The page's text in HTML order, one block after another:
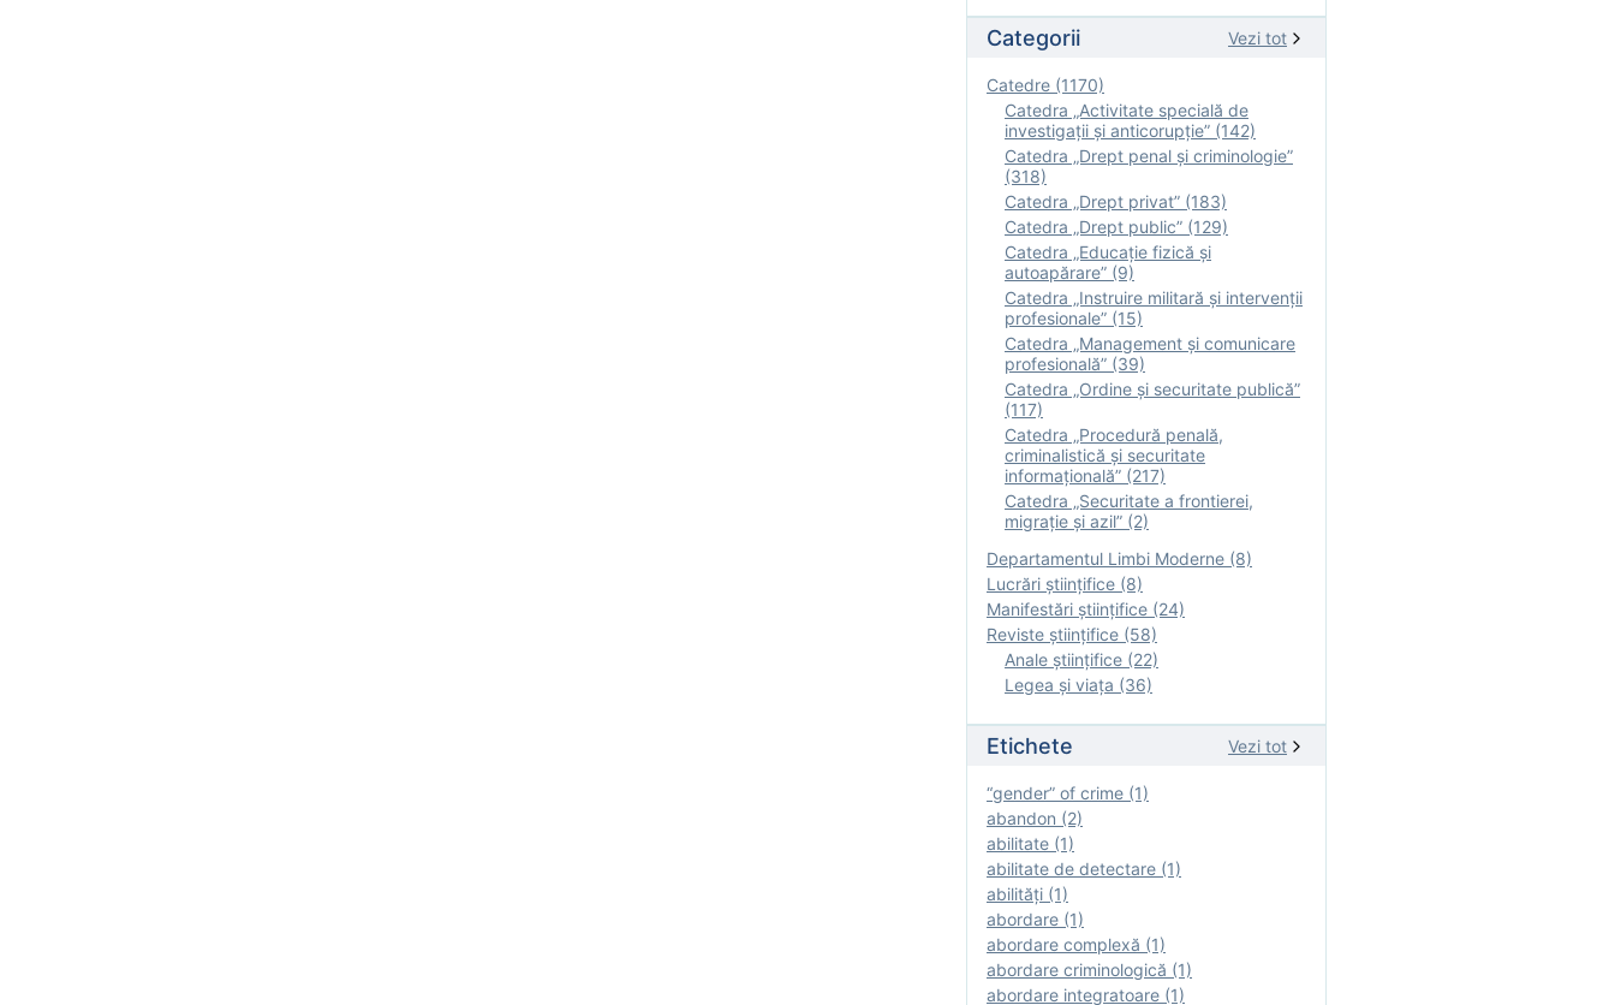
Categorii Vezi tot
Catedre (1170)
Catedra „Activitate specială de
investigaţii şi anticorupție” (142)
Catedra „Drept penal și criminologie”
(318)
Catedra „Drept privat” (183)
Catedra „Drept public” (129)
Catedra „Educație fizică şi
autoapărare” (9)
Catedra „Instruire militară şi intervenţii
profesionale” (15)
Catedra „Management și comunicare
profesională” (39)
Catedra „Ordine și securitate publică”
(117)
Catedra „Procedură penală,
criminalistică și securitate
informațională” (217)
Catedra „Securitate a frontierei,
migrație și azil” (2)
Departamentul Limbi Moderne (8)
Lucrări științifice (8)
Manifestări ştiinţifice (24)
Reviste ştiinţifice (58)
Anale ştiinţifice (22)
Legea şi viaţa (36)
Etichete Vezi tot
“gender” of crime (1)
abandon (2)
abilitate (1)
abilitate de detectare (1)
abilităţi (1)
abordare (1)
abordare complexă (1)
abordare criminologică (1)
abordare integratoare (1)